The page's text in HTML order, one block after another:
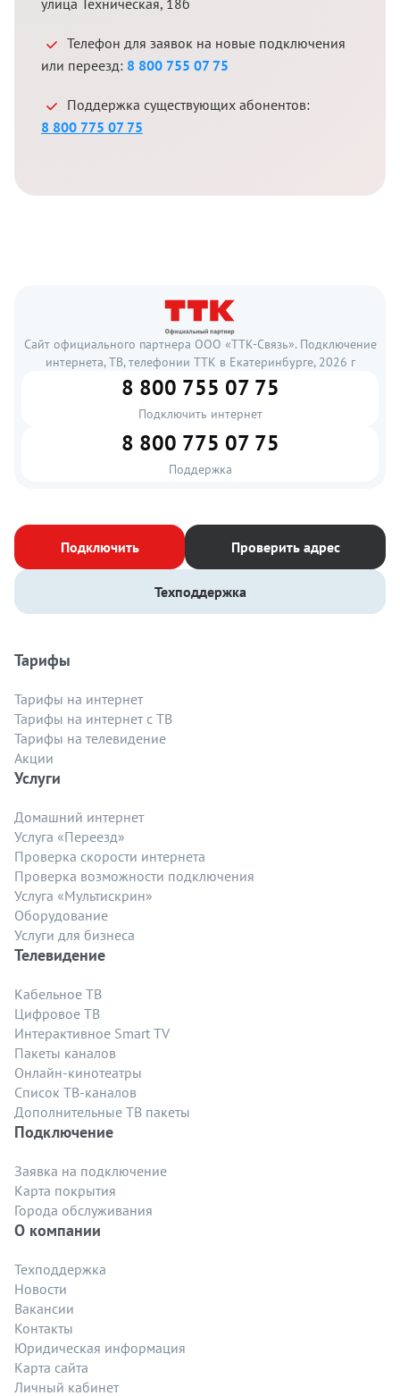
Телефон для заявок на новые подключения
или переезд: 8 800 755 07 75
Поддержка существующих абонентов:
8 800 775 07 75
Сайт официального партнера ООО «ТТК-Связь». Подключение
интернета, ТВ, телефонии ТТК в Екатеринбурге, 2026 г
8 800 755 07 75
Подключить интернет
8 800 775 07 75
Поддержка
Подключить Проверить адрес
Техподдержка
Тарифы
Тарифы на интернет
Тарифы на интернет с ТВ
Тарифы на телевидение
Акции
Услуги
Домашний интернет
Услуга «Переезд»
Проверка скорости интернета
Проверка возможности подключения
Услуга «Мультискрин»
Оборудование
Услуги для бизнеса
Телевидение
Кабельное ТВ
Цифровое ТВ
Интерактивное Smart TV
Пакеты каналов
Онлайн-кинотеатры
Список ТВ-каналов
Дополнительные ТВ пакеты
Подключение
Заявка на подключение
Карта покрытия
Города обслуживания
О компании
Техподдержка
Новости
Вакансии
Контакты
Юридическая информация
Карта сайта
Личный кабинет